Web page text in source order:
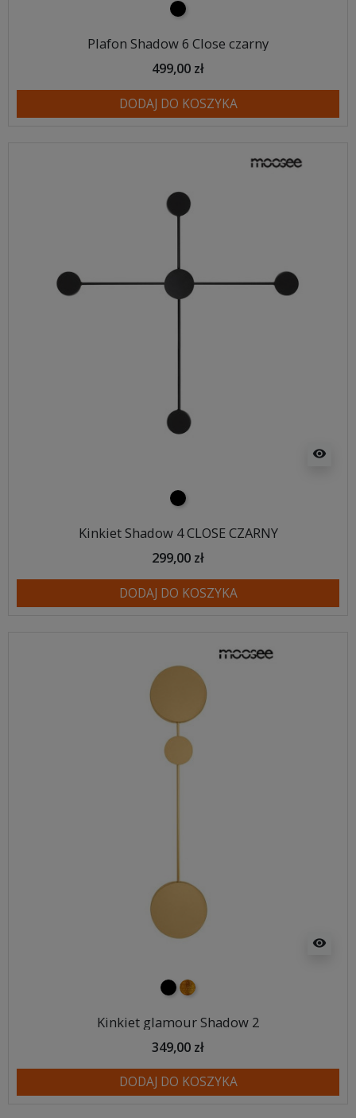
czarny
Plafon Shadow 6 Close czarny
499,00 zł
DODAJ DO KOSZYKA
visibility
czarny
Kinkiet Shadow 4 CLOSE CZARNY
299,00 zł
DODAJ DO KOSZYKA
visibility
czarny
złoty
Kinkiet glamour Shadow 2
349,00 zł
DODAJ DO KOSZYKA